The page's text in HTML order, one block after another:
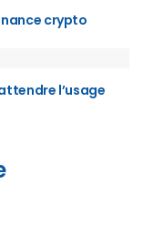
crypto
l’usage